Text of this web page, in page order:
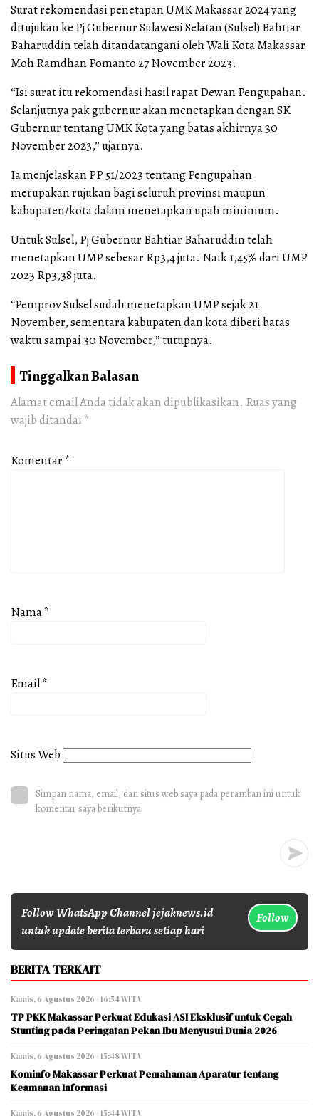
Surat rekomendasi penetapan UMK Makassar 2024 yang
ditujukan ke Pj Gubernur Sulawesi Selatan (Sulsel) Bahtiar
Baharuddin telah ditandatangani oleh Wali Kota Makassar
Moh Ramdhan Pomanto 27 November 2023.
“Isi surat itu rekomendasi hasil rapat Dewan Pengupahan.
Selanjutnya pak gubernur akan menetapkan dengan SK
Gubernur tentang UMK Kota yang batas akhirnya 30
November 2023,” ujarnya.
Ia menjelaskan PP 51/2023 tentang Pengupahan
merupakan rujukan bagi seluruh provinsi maupun
kabupaten/kota dalam menetapkan upah minimum.
Untuk Sulsel, Pj Gubernur Bahtiar Baharuddin telah
menetapkan UMP sebesar Rp3,4 juta. Naik 1,45% dari UMP
2023 Rp3,38 juta.
“Pemprov Sulsel sudah menetapkan UMP sejak 21
November, sementara kabupaten dan kota diberi batas
waktu sampai 30 November,” tutupnya.
Tinggalkan Balasan
Alamat email Anda tidak akan dipublikasikan. Ruas yang
wajib ditandai *
Komentar*
Nama*
Email*
Situs Web
Simpan nama, email, dan situs web saya pada peramban ini untuk
komentar saya berikutnya.
Follow WhatsApp Channel jejaknews.id
untuk update berita terbaru setiap hari
Follow
BERITA TERKAIT
Kamis, 6 Agustus 2026 - 16:54 WITA
TP PKK Makassar Perkuat Edukasi ASI Eksklusif untuk Cegah
Stunting pada Peringatan Pekan Ibu Menyusui Dunia 2026
Kamis, 6 Agustus 2026 - 15:48 WITA
Kominfo Makassar Perkuat Pemahaman Aparatur tentang
Keamanan Informasi
Kamis, 6 Agustus 2026 - 15:44 WITA